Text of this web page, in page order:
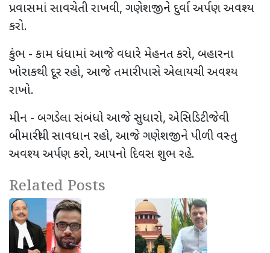
પ્રવાસમાં સાવચેતી રાખવી, ગણેશજીને દુર્વા અર્પણ અવશ્ય
કરો.
કુંભ - કામ ધંધામાં આજે વધારે મેહનત કરો, બહારના
ખોરાકથી દૂર રહો, આજે તમારી પાસે એલાયચી અવશ્ય
રાખો.
મીન - બગડેલા સંબંધો આજે સુધારો, એસિડિટી જેવી
બીમારીથી સાવધાન રહો, આજે ગણેશજીને પીળી વસ્તુ
અવશ્ય અર્પણ કરો, આપનો દિવસ શુભ રહે.
Related Posts